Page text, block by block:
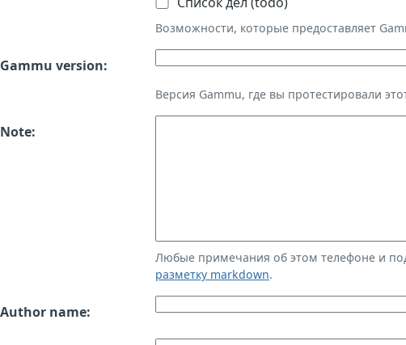
Возможности, которые предоставляет
Gammu version:
Версия Gammu, где вы протестировали
Note:
Любые примечания об этом телефоне и
разметку markdown.
Author name: